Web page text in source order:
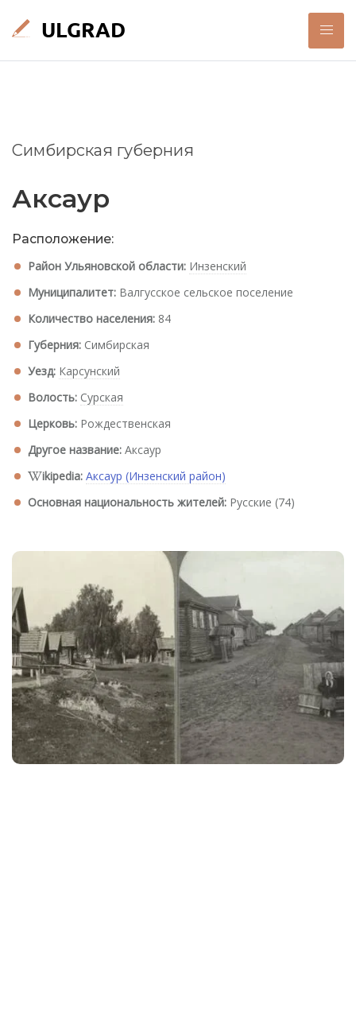
Симбирская губерния
Аксаур
Расположение:
Район Ульяновской области: Инзенский
Муниципалитет: Валгусское сельское поселение
Количество населения: 84
Губерния: Симбирская
Уезд: Карсунский
Волость: Сурская
Церковь: Рождественская
Другое название: Аксаур
ikipedia: Аксаур (Инзенский район)
Основная национальность жителей: Русские (74)